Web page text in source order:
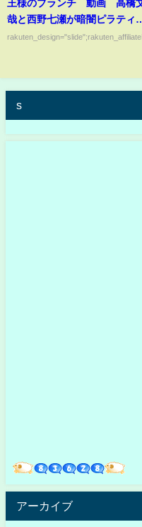
王様のブランチ 動画 高橋
哉と西野七瀬が暗闇ピラティ
挑戦 3月22日
s
アーカイブ